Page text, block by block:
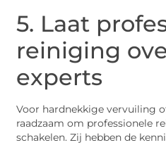
5. Laat
reiniging
experts
Voor hardnekkige vervuiling
raadzaam om professionele
schakelen. Zij hebben de